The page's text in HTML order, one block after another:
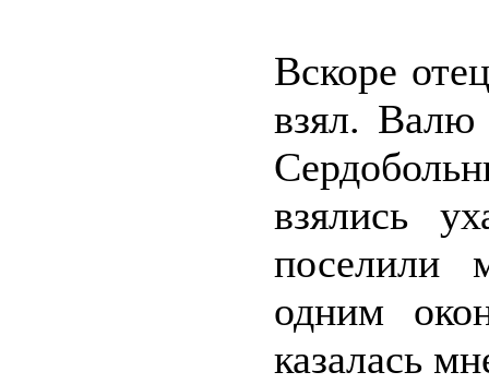
Вскоре
взял. Валю
взялись
поселили
одним
казалась